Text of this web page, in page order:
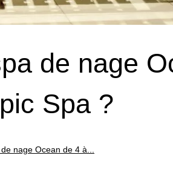
de nage
Spa ?
nage Ocean de 4 à...